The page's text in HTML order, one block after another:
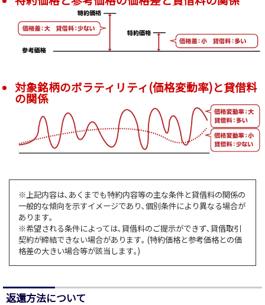
対象銘柄のボラティリティ(価格変動率)と貸借料
の関係
※上記内容は､あくまでも特約内容等の主な条件と貸借料の関係の
一般的な傾向を示すイメージであり､個別条件により異なる場合が
あります｡
※希望される条件によっては､貸借料のご提示ができず､貸借取引
契約が締結できない場合があります｡ (特約価格と参考価格との価
格差の大きい場合等が該当します｡)
返還方法について